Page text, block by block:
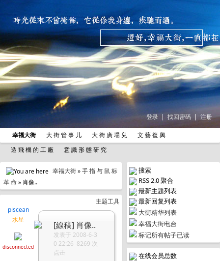
登录 | 找回密码 | 注册
幸福大街 大 街 管 事 儿 大 街 廣 場 兒
文 藝 復 興
造 飛 機 的 工 廠
意 識 形 態 研 究
搜索
RSS 2.0 聚合
最新主题列表
最新回复列表
大街精华列表
幸福大街电台
标记所有帖子已读
在线会员总数
幸福大街»手 指 与 鼠 标
革 命» 肖像..
piscean
水星
disconnected
主题工具
[線稿] 肖像..
发表于 2008-6-3
0 22:26 8269 次
点击